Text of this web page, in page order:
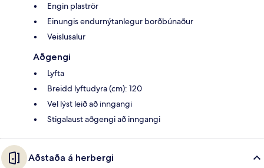
Engin plaströr
Einungis endurnýtanlegur borðbúnaður
Veislusalur
Aðgengi
Lyfta
Breidd lyftudyra (cm): 120
Vel lýst leið að inngangi
Stigalaust aðgengi að inngangi
Aðstaða á herbergi